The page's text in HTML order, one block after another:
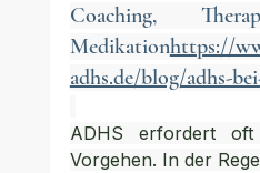
Coaching,
Medikationhttps://
adhs.de/blog/adhs-
ADHS erfordert oft
Vorgehen. In der